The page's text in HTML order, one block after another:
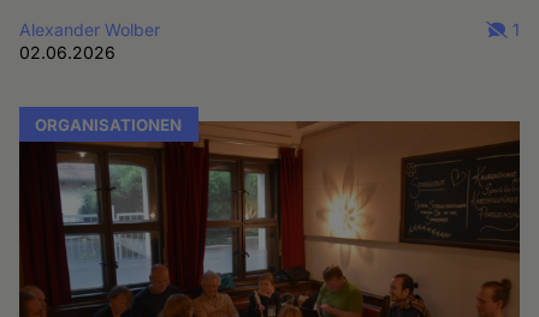
Alexander Wolber
02.06.2026
1
ORGANISATIONEN